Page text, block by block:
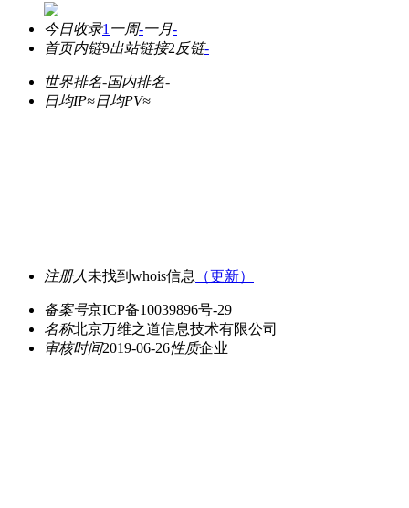
今日收录1 一周-一月-
首页内链9出站链接2反链-
世界排名-国内排名-
日均IP≈日均PV≈
注册人 未找到whois信息 （更新）
备案号京ICP备10039896号-29
名称北京万维之道信息技术有限公司
审核时间2019-06-26性质企业